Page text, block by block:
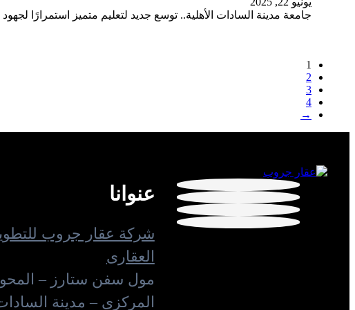
جامعة مدينة السادات الأهلية.. توسع جديد لتعليم متميز استمرارًا
1
2
3
4
→
عنوانا
شركة عقار جروب
العقارى
مول سفن ستارز –
المركزى – مدينة